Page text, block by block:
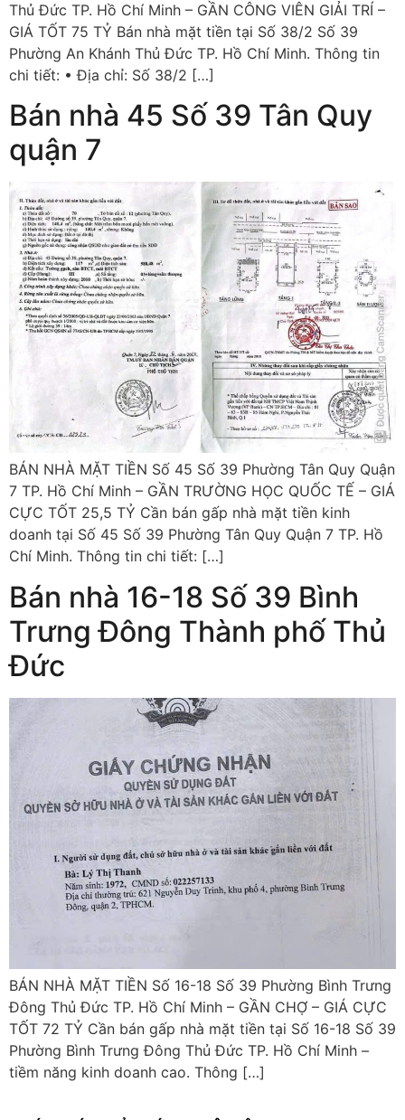
Thủ Đức TP. Hồ Chí Minh – GẦN CÔNG VIÊN GIẢI TRÍ –
GIÁ TỐT 75 TỶ Bán nhà mặt tiền tại Số 38/2 Số 39
Phường An Khánh Thủ Đức TP. Hồ Chí Minh. Thông tin
chi tiết: • Địa chỉ: Số 38/2 […]
Bán nhà 45 Số 39 Tân Quy
quận 7
BÁN NHÀ MẶT TIỀN Số 45 Số 39 Phường Tân Quy Quận
7 TP. Hồ Chí Minh – GẦN TRƯỜNG HỌC QUỐC TẾ – GIÁ
CỰC TỐT 25,5 TỶ Cần bán gấp nhà mặt tiền kinh
doanh tại Số 45 Số 39 Phường Tân Quy Quận 7 TP. Hồ
Chí Minh. Thông tin chi tiết: […]
Bán nhà 16-18 Số 39 Bình
Trưng Đông Thành phố Thủ
Đức
BÁN NHÀ MẶT TIỀN Số 16-18 Số 39 Phường Bình Trưng
Đông Thủ Đức TP. Hồ Chí Minh – GẦN CHỢ – GIÁ CỰC
TỐT 72 TỶ Cần bán gấp nhà mặt tiền tại Số 16-18 Số 39
Phường Bình Trưng Đông Thủ Đức TP. Hồ Chí Minh –
tiềm năng kinh doanh cao. Thông […]